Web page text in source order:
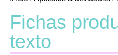
Fichas
texto